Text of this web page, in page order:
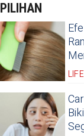
PILIHAN